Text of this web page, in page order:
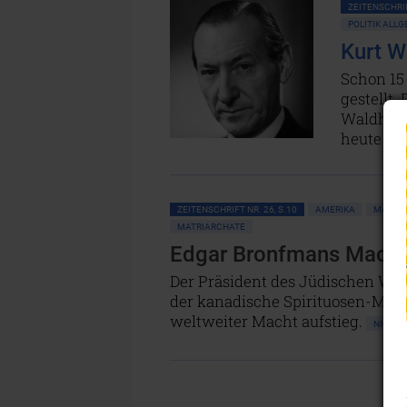
POLITIK
Kurt
Schon
gestellt.
heute
ZEITENSCHRIFT NR. 26, S.10 AMERIKA
MATRIARCHATE
Edgar Bronfmans Macht
Der Präsident des Jüdischen
der kanadische Spirituosen-
weltweiter Macht aufstieg.
NICHT